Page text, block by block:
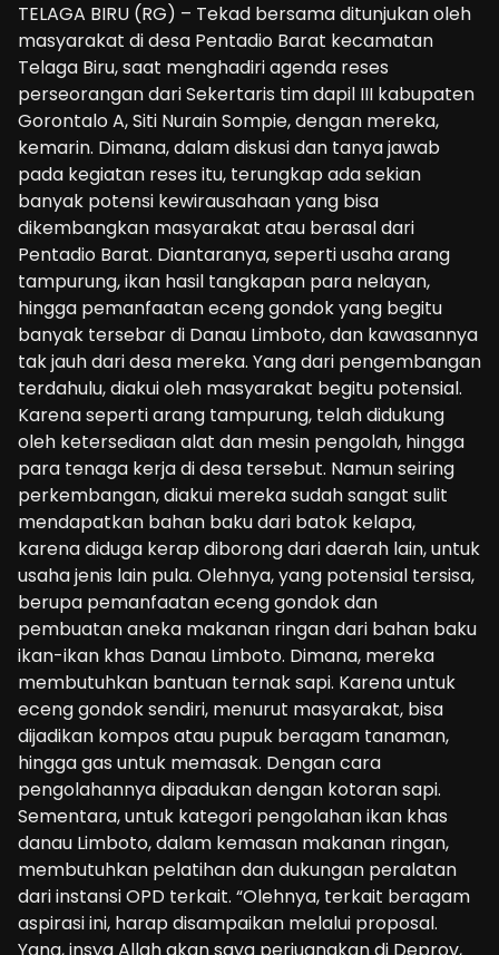
TELAGA BIRU (RG) – Tekad bersama ditunjukan oleh
masyarakat di desa Pentadio Barat kecamatan
Telaga Biru, saat menghadiri agenda reses
perseorangan dari Sekertaris tim dapil III kabupaten
Gorontalo A, Siti Nurain Sompie, dengan mereka,
kemarin. Dimana, dalam diskusi dan tanya jawab
pada kegiatan reses itu, terungkap ada sekian
banyak potensi kewirausahaan yang bisa
dikembangkan masyarakat atau berasal dari
Pentadio Barat. Diantaranya, seperti usaha arang
tampurung, ikan hasil tangkapan para nelayan,
hingga pemanfaatan eceng gondok yang begitu
banyak tersebar di Danau Limboto, dan kawasannya
tak jauh dari desa mereka. Yang dari pengembangan
terdahulu, diakui oleh masyarakat begitu potensial.
Karena seperti arang tampurung, telah didukung
oleh ketersediaan alat dan mesin pengolah, hingga
para tenaga kerja di desa tersebut. Namun seiring
perkembangan, diakui mereka sudah sangat sulit
mendapatkan bahan baku dari batok kelapa,
karena diduga kerap diborong dari daerah lain, untuk
usaha jenis lain pula. Olehnya, yang potensial tersisa,
berupa pemanfaatan eceng gondok dan
pembuatan aneka makanan ringan dari bahan baku
ikan-ikan khas Danau Limboto. Dimana, mereka
membutuhkan bantuan ternak sapi. Karena untuk
eceng gondok sendiri, menurut masyarakat, bisa
dijadikan kompos atau pupuk beragam tanaman,
hingga gas untuk memasak. Dengan cara
pengolahannya dipadukan dengan kotoran sapi.
Sementara, untuk kategori pengolahan ikan khas
danau Limboto, dalam kemasan makanan ringan,
membutuhkan pelatihan dan dukungan peralatan
dari instansi OPD terkait. “Olehnya, terkait beragam
aspirasi ini, harap disampaikan melalui proposal.